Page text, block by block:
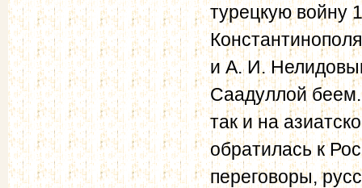
турецкую войну
и А. И.
Саадуллой
так и на
обратилась к
переговоры,